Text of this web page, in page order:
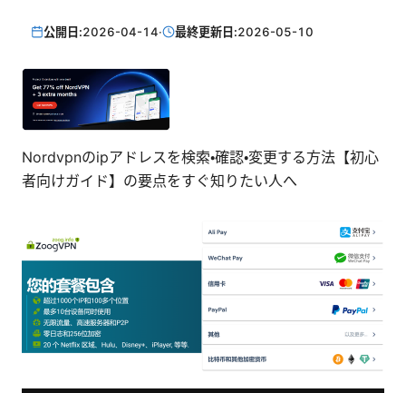
公開日:2026-04-14· 最終更新日:2026-05-10
Nordvpnのipアドレスを検索・確認・変更する方法【初心
者向けガイド】の要点をすぐ知りたい人へ